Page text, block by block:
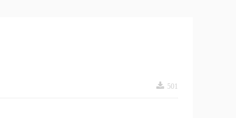
끂 501